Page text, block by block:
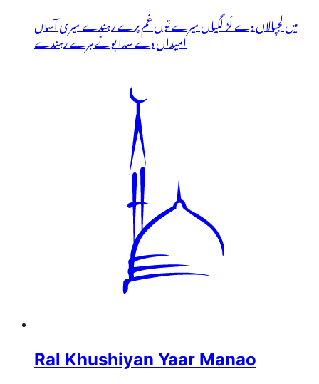
میں لجپالاں دے لَڑ لگیاں میرے توں غم پرے رہندے میری آساں
امیداں دے سدا بوٹے ہرے رہندے
Ral Khushiyan Yaar Manao